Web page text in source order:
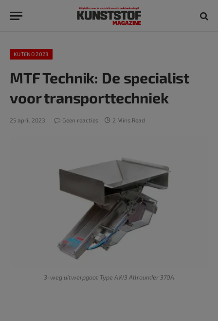
KUTENO 2023
MTF Technik: De specialist
voor transporttechniek
25 april 2023 Geen reacties 2 Mins Read
3-weg uitwerpgoot Type AW3 Allrounder 370A